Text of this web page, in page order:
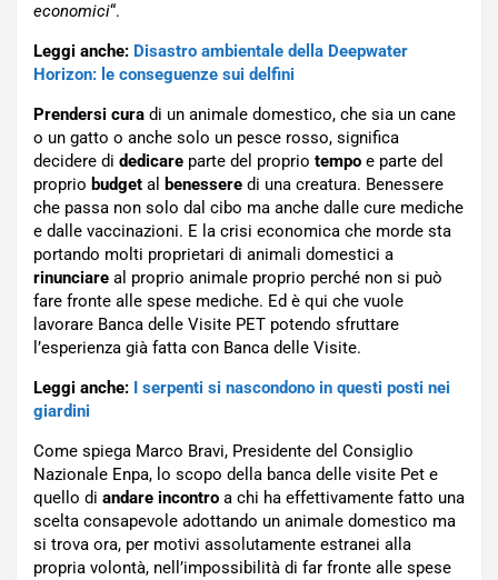
economici“.
Leggi anche: Disastro ambientale della Deepwater
Horizon: le conseguenze sui delfini
Prendersi cura di un animale domestico, che sia un cane
o un gatto o anche solo un pesce rosso, significa
decidere di dedicare parte del proprio tempo e parte del
proprio budget al benessere di una creatura. Benessere
che passa non solo dal cibo ma anche dalle cure mediche
e dalle vaccinazioni. E la crisi economica che morde sta
portando molti proprietari di animali domestici a
rinunciare al proprio animale proprio perché non si può
fare fronte alle spese mediche. Ed è qui che vuole
lavorare Banca delle Visite PET potendo sfruttare
l’esperienza già fatta con Banca delle Visite.
Leggi anche:
I serpenti si nascondono in questi posti nei
giardini
Come spiega Marco Bravi, Presidente del Consiglio
Nazionale Enpa, lo scopo della banca delle visite Pet e
quello di andare incontro a chi ha effettivamente fatto una
scelta consapevole adottando un animale domestico ma
si trova ora, per motivi assolutamente estranei alla
propria volontà, nell’impossibilità di far fronte alle spese